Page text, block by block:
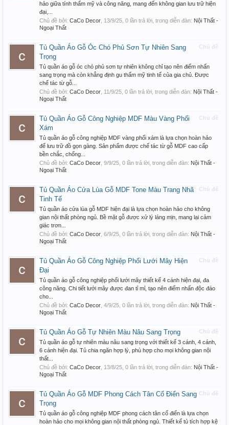
hảo giữa tính thẩm mỹ và công năng, mang đến không gian lưu trữ hiện
đại,...
Chủ đề bởi: CaCo Decor 13/9/25 , 0 lần trả lời, trong diễn đàn: Nội Thất -
Ngoại Thất
Chủ đề
Tủ Quần Áo Gỗ Óc Chó Phủ Sơn Tự Nhiên Sang
Trọng
Tủ quần áo gỗ óc chó phủ sơn tự nhiên không chỉ tạo nên điểm nhấn
sang trọng mà còn khẳng định gu thẩm mỹ tinh tế của gia chủ. Được
chế tác từ gỗ...
Chủ đề bởi: CaCo Decor 11/9/25 , 0 lần trả lời, trong diễn đàn: Nội Thất -
Ngoại Thất
Chủ đề
Tủ Quần Áo Gỗ Công Nghiệp MDF Màu Vàng Phối
Xám
Tủ quần áo gỗ công nghiệp MDF vàng phối xám là lựa chọn hoàn hảo
để lưu trữ đồ gọn gàng. Sản phẩm được chế tác từ gỗ MDF cao cấp
bền chắc, chống...
Chủ đề bởi: CaCo Decor 9/9/25 , 0 lần trả lời, trong diễn đàn: Nội Thất -
Ngoại Thất
Chủ đề
Tủ Quần Áo Cửa Lùa Gỗ MDF Tone Màu Trang Nhã
Tinh Tế
Tủ quần áo cửa lùa gỗ MDF hiện đại là lựa chọn hoàn hảo cho không
gian nội thất phòng ngủ. Bề mặt gỗ được xử lý láng mịn, mang lại cảm
giác trơn...
Chủ đề bởi: CaCo Decor 6/9/25 , 0 lần trả lời, trong diễn đàn: Nội Thất -
Ngoại Thất
Chủ đề
Tủ Quần Áo Gỗ Công Nghiệp Phối Lưới Mây Hiện
Đại
Tủ quần áo gỗ công nghiệp phối lưới mây thiết kế 4 cánh hiện đại, đa
công năng. Chi tiết lưới mây được đan tỉ mỉ, tạo nên điểm nhấn độc đáo
cho...
Chủ đề bởi: CaCo Decor 4/9/25 , 0 lần trả lời, trong diễn đàn: Nội Thất -
Ngoại Thất
Chủ đề
Tủ Quần Áo Gỗ Tự Nhiên Màu Nâu Sang Trọng
Tủ quần áo gỗ tự nhiên màu nâu sang trọng với thiết kế 3 cánh, 4 cánh,
6 cánh hiện đại. Tủ chia ngăn hợp lý, phù hợp cho mọi không gian nội
thất...
Chủ đề bởi: CaCo Decor 13/8/25 , 0 lần trả lời, trong diễn đàn: Nội Thất -
Ngoại Thất
Chủ đề
Tủ Quần Áo Gỗ MDF Phong Cách Tân Cổ Điển Sang
Trọng
Tủ quần áo gỗ công nghiệp MDF phong cách tân cổ điển là lựa chọn
hoàn hảo cho mọi không gian nội thất phòng ngủ. Thiết kế tủ tích hợp kệ